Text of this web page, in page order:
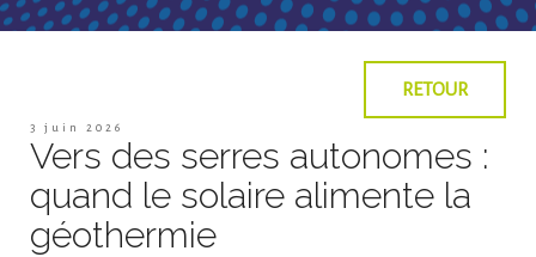
RETOUR
3 juin 2026
Vers des serres autonomes :
quand le solaire alimente la
géothermie